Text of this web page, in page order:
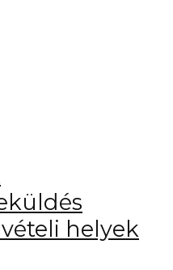
helyek